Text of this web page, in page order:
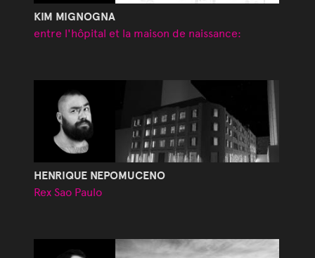
KIM MIGNOGNA
entre l'hôpital et la maison de naissance:
HENRIQUE NEPOMUCENO
Rex Sao Paulo